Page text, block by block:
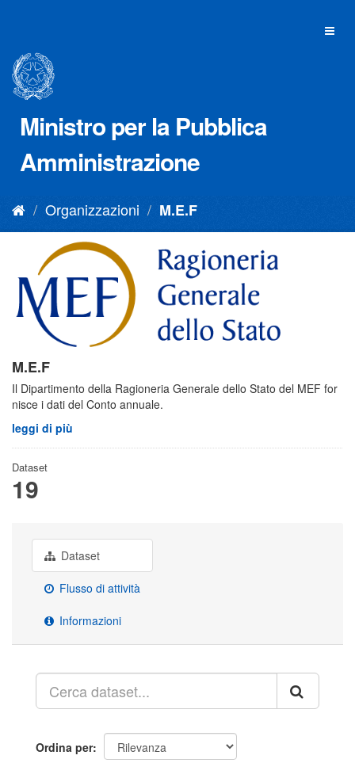
Ministro per la Pubblica
Amministrazione
Organizzazioni M.E.F
M.E.F
Il Dipartimento della Ragioneria Generale dello Stato del MEF for
nisce i dati del Conto annuale.
leggi di più
Dataset
19
Dataset
Flusso di attività
Informazioni
Ordina per